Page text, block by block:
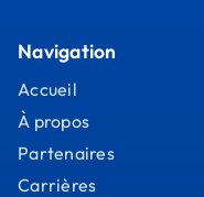
Navigation
Accueil
À propos
Partenaires
Carrières